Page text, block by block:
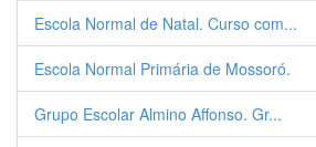
Escola Normal de Natal. Curso com...
Escola Normal Primária de Mossoró.
Grupo Escolar Almino Affonso. Gr...